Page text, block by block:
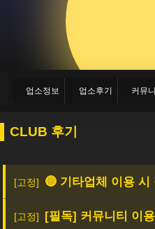
업소정보 업소후기 커뮤
CLUB 후기
🔴 기타업체 이용 시
[필독] 커뮤니티 이용 가이드 & 안전